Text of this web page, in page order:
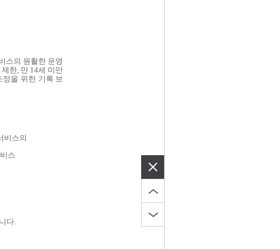
스의 원활한 운영
제한, 만14세 미만
정을 위한 기록 보
비스의
스
다.